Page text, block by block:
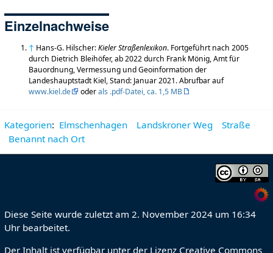
Einzelnachweise
↑ Hans-G. Hilscher:Kieler Straßenlexikon. Fortgeführt nach 2005
durch Dietrich Bleihöfer, ab 2022 durch Frank Mönig, Amt für
Bauordnung, Vermessung und Geoinformation der
Landeshauptstadt Kiel, Stand: Januar 2021. Abrufbar auf
www.kiel.de
oderals .pdf-Datei, ca. 1,5 MB
Kategorien: Elmschenhagen Landskroner Weg
Straße
Benannt nach Ort
Diese Seite wurde zuletzt am 2. November 2024 um 16:34
Uhr bearbeitet.
Der Inhalt ist verfügbar unter der Lizenz Creative Commons